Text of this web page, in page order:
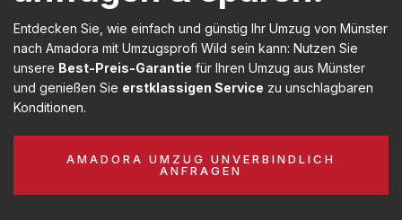
Entdecken Sie, wie einfach und günstig Ihr Umzug von Münster
nach Amadora mit Umzugsprofi Wild sein kann: Nutzen Sie
unsere Best-Preis-Garantie für Ihren Umzug aus Münster
und genießen Sie erstklassigen Service zu unschlagbaren
Konditionen.
AMADORA UMZUG UNVERBINDLICH
ANFRAGEN